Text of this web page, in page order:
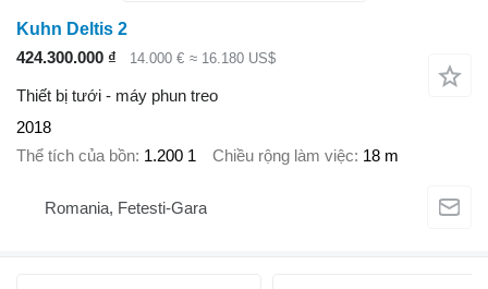
Kuhn Deltis 2
424.300.000 ₫
14.000 € ≈ 16.180 US$
Thiết bị tưới - máy phun treo
2018
Thể tích của bồn 1.200 1 Chiều rộng làm việc 18 m
Romania, Fetesti-Gara